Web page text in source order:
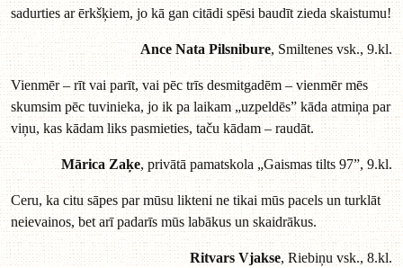
sadurties ar ērkšķiem, jo kā gan citādi spēsi baudīt zieda skaistumu!
Ance Nata Pilsnibure, Smiltenes vsk., 9.kl.
Vienmēr – rīt vai parīt, vai pēc trīs desmitgadēm – vienmēr mēs
skumsim pēc tuvinieka, jo ik pa laikam „uzpeldēs” kāda atmiņa par
viņu, kas kādam liks pasmieties, taču kādam – raudāt.
Mārica Zaķe, privātā pamatskola „Gaismas tilts 97”, 9.kl.
Ceru, ka citu sāpes par mūsu likteni ne tikai mūs pacels un turklāt
neievainos, bet arī padarīs mūs labākus un skaidrākus.
Ritvars Vjakse, Riebiņu vsk., 8.kl.